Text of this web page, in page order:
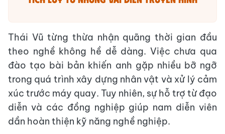
Thái Vũ từng thừa nhận quãng thời gian đầu
theo nghề không hề dễ dàng. Việc chưa qua
đào tạo bài bản khiến anh gặp nhiều bỡ ngỡ
trong quá trình xây dựng nhân vật và xử lý cảm
xúc trước máy quay. Tuy nhiên, sự hỗ trợ từ đạo
diễn và các đồng nghiệp giúp nam diễn viên
dần hoàn thiện kỹ năng nghề nghiệp.